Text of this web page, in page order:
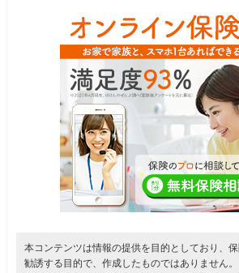
本コンテンツは情報の提供を目的としており、
勧誘する目的で、作成したものではありません。